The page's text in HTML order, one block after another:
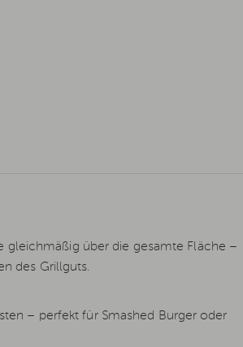
gleichmäßig über die gesamte Fläche –
des Grillguts.
– perfekt für Smashed Burger oder